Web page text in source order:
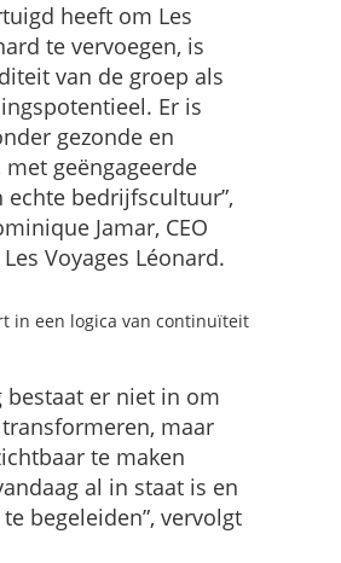
heeft om Les
te vervoegen, is
van de groep als
Er is
gezonde en
met geëngageerde
echte bedrijfscultuur”,
Jamar, CEO
Voyages Léonard.
in een logica van continuïteit
bestaat er niet in om
maar
te maken
al in staat is en
begeleiden”, vervolgt